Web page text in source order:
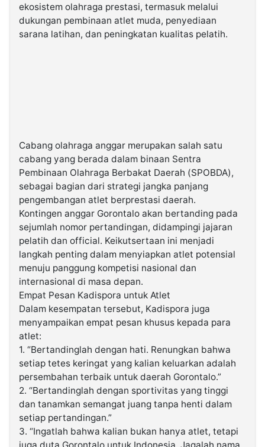
ekosistem olahraga prestasi, termasuk melalui
dukungan pembinaan atlet muda, penyediaan
sarana latihan, dan peningkatan kualitas pelatih.
Cabang olahraga anggar merupakan salah satu
cabang yang berada dalam binaan Sentra
Pembinaan Olahraga Berbakat Daerah (SPOBDA),
sebagai bagian dari strategi jangka panjang
pengembangan atlet berprestasi daerah.
Kontingen anggar Gorontalo akan bertanding pada
sejumlah nomor pertandingan, didampingi jajaran
pelatih dan official. Keikutsertaan ini menjadi
langkah penting dalam menyiapkan atlet potensial
menuju panggung kompetisi nasional dan
internasional di masa depan.
Empat Pesan Kadispora untuk Atlet
Dalam kesempatan tersebut, Kadispora juga
menyampaikan empat pesan khusus kepada para
atlet:
1. “Bertandinglah dengan hati. Renungkan bahwa
setiap tetes keringat yang kalian keluarkan adalah
persembahan terbaik untuk daerah Gorontalo.”
2. “Bertandinglah dengan sportivitas yang tinggi
dan tanamkan semangat juang tanpa henti dalam
setiap pertandingan.”
3. “Ingatlah bahwa kalian bukan hanya atlet, tetapi